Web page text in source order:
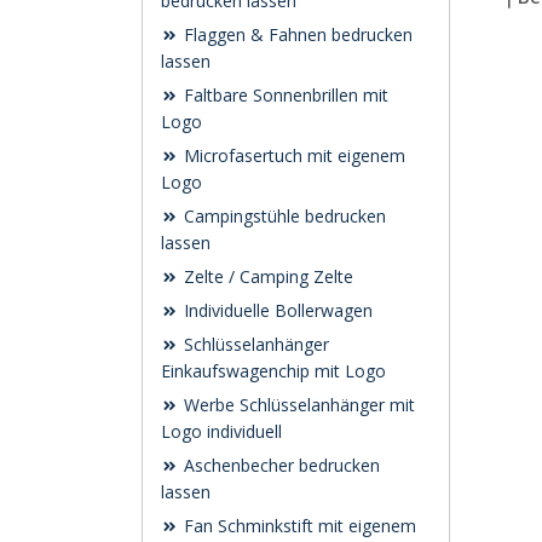
Flaggen & Fahnen bedrucken
lassen
Faltbare Sonnenbrillen mit
Logo
Microfasertuch mit eigenem
Logo
Campingstühle bedrucken
lassen
Zelte / Camping Zelte
Individuelle Bollerwagen
Schlüsselanhänger
Einkaufswagenchip mit Logo
Werbe Schlüsselanhänger mit
Logo individuell
Aschenbecher bedrucken
lassen
Fan Schminkstift mit eigenem